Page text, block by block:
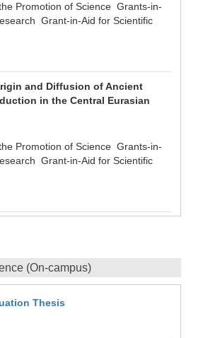
Promotion of Science Grants-in-
Grant-in-Aid for Scientific
and Diffusion of Ancient
in the Central Eurasian
Promotion of Science Grants-in-
Grant-in-Aid for Scientific
(On-campus)
Thesis